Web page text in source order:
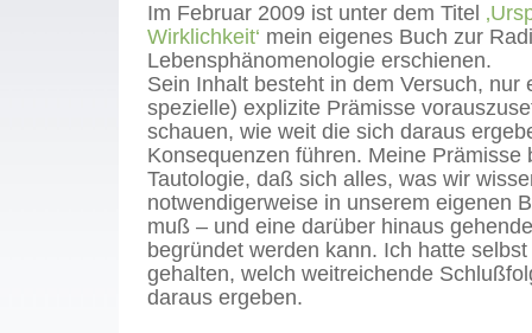
Im Februar 2009 ist unter dem Titel
Wirklichkeit‘ mein eigenes Buch zur
Lebensphänomenologie erschienen.
Sein Inhalt besteht in dem Versuch, nur
spezielle) explizite Prämisse
schauen, wie weit die sich daraus
Konsequenzen führen. Meine Prämisse
Tautologie, daß sich alles, was wir
notwendigerweise in unserem eigenen
muß – und eine darüber hinaus
begründet werden kann. Ich hatte
gehalten, welch weitreichende
daraus ergeben.